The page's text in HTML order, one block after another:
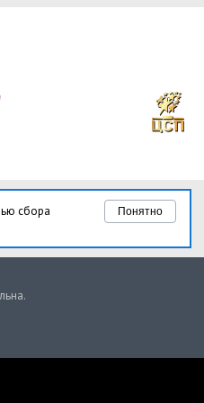
Понятно
сбора